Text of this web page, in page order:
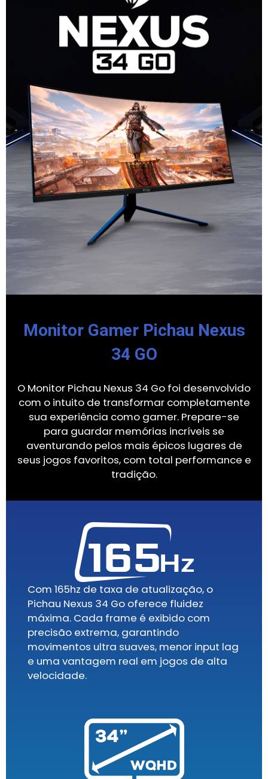
Monitor Gamer Pichau Nexus
34 GO
O Monitor Pichau Nexus 34 Go foi desenvolvido
com o intuito de transformar completamente
sua experiência como gamer. Prepare-se
para guardar memórias incríveis se
aventurando pelos mais épicos lugares de
seus jogos favoritos, com total performance e
tradição.
Com 165hz de taxa de atualização, o
Pichau Nexus 34 Go oferece fluidez
máxima. Cada frame é exibido com
precisão extrema, garantindo
movimentos ultra suaves, menor input lag
e uma vantagem real em jogos de alta
velocidade.